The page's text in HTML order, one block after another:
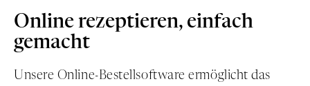
Online rezeptieren, einfach
gemacht
Unsere Online-Bestellsoftware ermöglicht das